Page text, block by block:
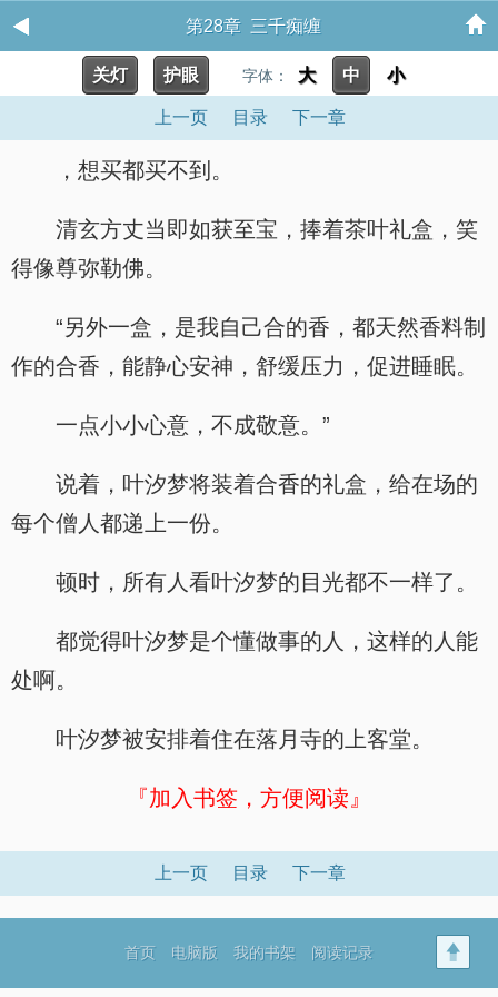
第28章 三千痴缠
关灯 护眼 字体： 大 中 小
上一页 目录 下一章
，想买都买不到。
清玄方丈当即如获至宝，捧着茶叶礼盒，笑
得像尊弥勒佛。
“另外一盒，是我自己合的香，都天然香料制
作的合香，能静心安神，舒缓压力，促进睡眠。
一点小小心意，不成敬意。”
说着，叶汐梦将装着合香的礼盒，给在场的
每个僧人都递上一份。
顿时，所有人看叶汐梦的目光都不一样了。
都觉得叶汐梦是个懂做事的人，这样的人能
处啊。
叶汐梦被安排着住在落月寺的上客堂。
『加入书签，方便阅读』
上一页 目录 下一章
首页 电脑版 我的书架 阅读记录